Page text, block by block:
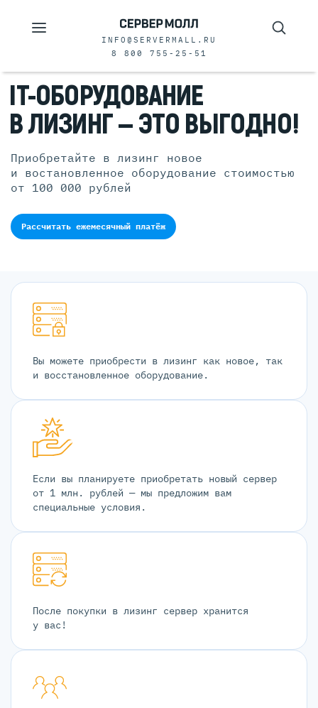
INFO@SERVERMALL.RU
8 800 755-25-51
IT-ОБОРУДОВАНИЕ
В ЛИЗИНГ —ЭТО ВЫГОДНО!
Приобретайте в лизинг новое
и востановленное оборудование стоимостью
от 100 000 рублей
Рассчитать ежемесячный платёж
Вы можете приобрести в лизинг как новое, так
и восстановленное оборудование.
Если вы планируете приобретать новый сервер
от 1 млн. рублей — мы предложим вам
специальные условия.
После покупки в лизинг сервер хранится
у вас!